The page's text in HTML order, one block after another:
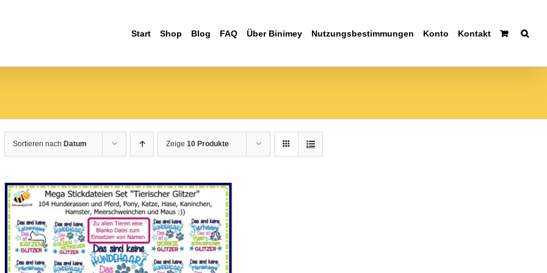
Start Shop Blog FAQ Über Binimey Nutzungsbestimmungen Konto Kontakt
Sortieren nach Datum Zeige 10 Produkte